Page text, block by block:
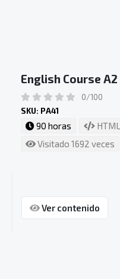
English Course A2
0/100
SKU: PA41
90 horas
Visitado 1692 veces
Ver contenido